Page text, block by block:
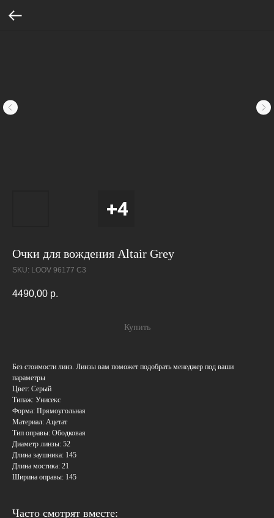
Очки для вождения Altair Grey
SKU: LOOV 96177 C3
4490,00 р.
Купить
Без стоимости линз. Линзы вам поможет подобрать менеджер под ваши
параметры
Цвет: Серый
Типаж: Унисекс
Форма: Прямоугольная
Материал: Ацетат
Тип оправы: Ободковая
Диаметр линзы: 52
Длина заушника: 145
Длина мостика: 21
Ширина оправы: 145
Часто смотрят вместе: